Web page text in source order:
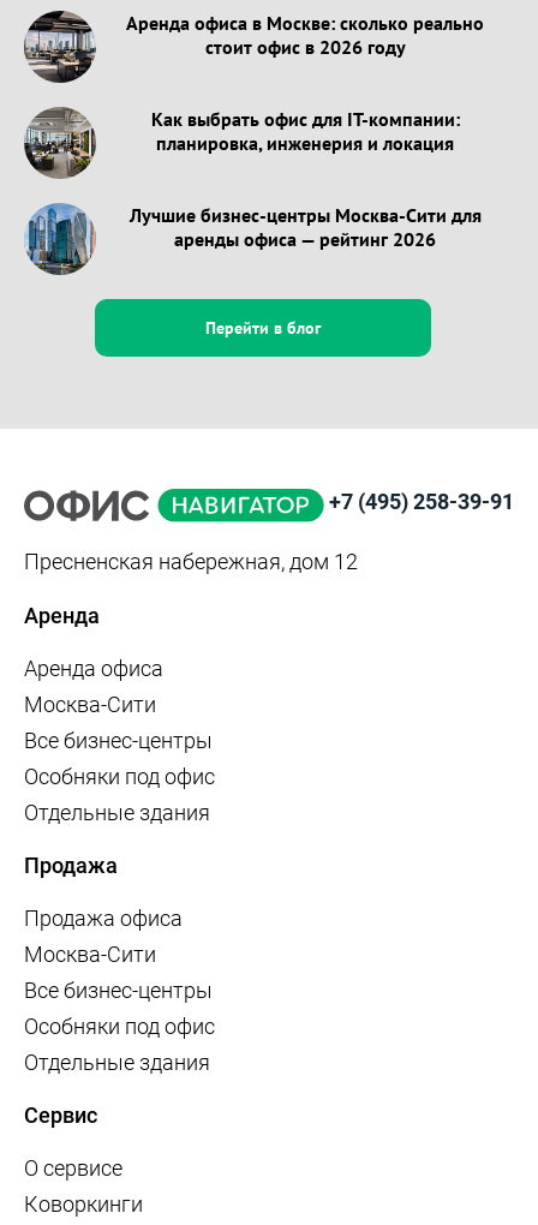
Аренда офиса в Москве: сколько реально
стоит офис в 2026 году
Как выбрать офис для IT-компании:
планировка, инженерия и локация
Лучшие бизнес-центры Москва-Сити для
аренды офиса — рейтинг 2026
Перейти в блог
+7 (495) 258-39-91
Пресненская набережная, дом 12
Аренда
Аренда офиса
Москва-Сити
Все бизнес-центры
Особняки под офис
Отдельные здания
Продажа
Продажа офиса
Москва-Сити
Все бизнес-центры
Особняки под офис
Отдельные здания
Сервис
О сервисе
Коворкинги